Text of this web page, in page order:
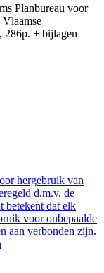
Planbureau voor
286p. + bijlagen
hergebruik van
d.m.v. de
betekent dat elk
voor onbepaalde
aan verbonden zijn.